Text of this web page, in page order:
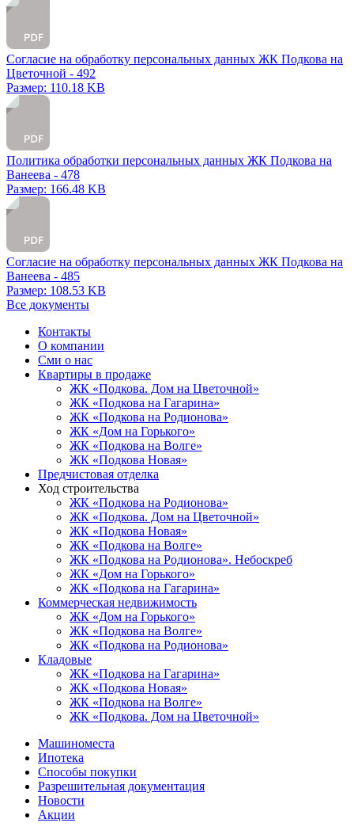
Согласие на обработку персональных данных ЖК Подкова на
Цветочной - 492
Размер: 110.18 KB
Политика обработки персональных данных ЖК Подкова на
Ванеева - 478
Размер: 166.48 KB
Согласие на обработку персональных данных ЖК Подкова на
Ванеева - 485
Размер: 108.53 KB
Все документы
Контакты
О компании
Сми о нас
Квартиры в продаже
ЖК «Подкова. Дом на Цветочной»
ЖК «Подкова на Гагарина»
ЖК «Подкова на Родионова»
ЖК «Дом на Горького»
ЖК «Подкова на Волге»
ЖК «Подкова Новая»
Предчистовая отделка
Ход строительства
ЖК «Подкова на Родионова»
ЖК «Подкова. Дом на Цветочной»
ЖК «Подкова Новая»
ЖК «Подкова на Волге»
ЖК «Подкова на Родионова». Небоскреб
ЖК «Дом на Горького»
ЖК «Подкова на Гагарина»
Коммерческая недвижимость
ЖК «Дом на Горького»
ЖК «Подкова на Волге»
ЖК «Подкова на Родионова»
Кладовые
ЖК «Подкова на Гагарина»
ЖК «Подкова Новая»
ЖК «Подкова на Волге»
ЖК «Подкова. Дом на Цветочной»
Машиноместа
Ипотека
Способы покупки
Разрешительная документация
Новости
Акции